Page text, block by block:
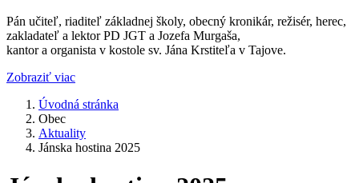
Pán učiteľ, riaditeľ základnej školy, obecný kronikár, režisér, herec,
zakladateľ a lektor PD JGT a Jozefa Murgaša,
kantor a organista v kostole sv. Jána Krstiteľa v Tajove.
Zobraziť viac
Úvodná stránka
Obec
Aktuality
Jánska hostina 2025